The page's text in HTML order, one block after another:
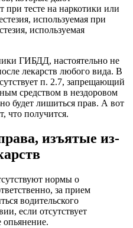
при тесте на наркотики или
используемая при
используемая
ГИБДД, настоятельно не
лекарств любого вида. В
п. 2.7, запрещающий
средством в нездоровом
будет лишиться прав. А вот
что получится.
изъятые из-
нормы о
за прием
водительского
если отсутствует
опьянение.